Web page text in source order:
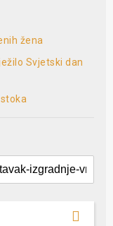
žena
Svjetski dan